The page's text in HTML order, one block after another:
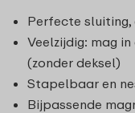
Perfecte
Veelzijdig: mag
(zonder deksel)
Stapelbaar en
Bijpassende